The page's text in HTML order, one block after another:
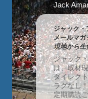
Jack
ジャック・
メールマガ
現地から生
ジャック
は、取材
ダイレク
ラグなし！
定期購読